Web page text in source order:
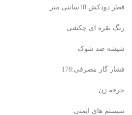
قطر دودکش:10سانتی متر
رنگ نقره ای چکشی
شیشه ضد شوک
فشار گاز مصرفی:178
جرقه زن
سیستم های ایمنی: